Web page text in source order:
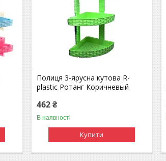
Полиця 3-ярусна кутова R-
plastic Ротанг Коричневый
462 ₴
В наявності
Купити